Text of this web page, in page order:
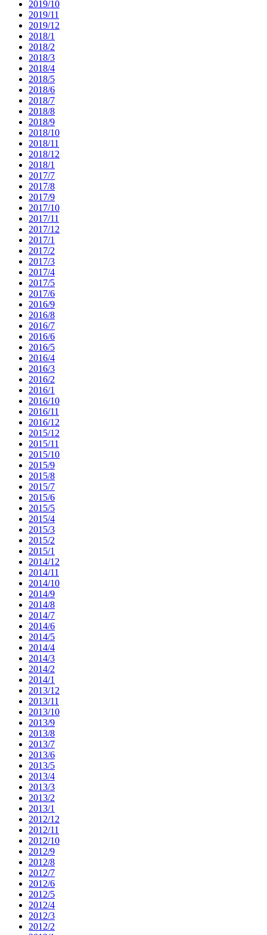
2019/10
2019/11
2019/12
2018/1
2018/2
2018/3
2018/4
2018/5
2018/6
2018/7
2018/8
2018/9
2018/10
2018/11
2018/12
2018/1
2017/7
2017/8
2017/9
2017/10
2017/11
2017/12
2017/1
2017/2
2017/3
2017/4
2017/5
2017/6
2016/9
2016/8
2016/7
2016/6
2016/5
2016/4
2016/3
2016/2
2016/1
2016/10
2016/11
2016/12
2015/12
2015/11
2015/10
2015/9
2015/8
2015/7
2015/6
2015/5
2015/4
2015/3
2015/2
2015/1
2014/12
2014/11
2014/10
2014/9
2014/8
2014/7
2014/6
2014/5
2014/4
2014/3
2014/2
2014/1
2013/12
2013/11
2013/10
2013/9
2013/8
2013/7
2013/6
2013/5
2013/4
2013/3
2013/2
2013/1
2012/12
2012/11
2012/10
2012/9
2012/8
2012/7
2012/6
2012/5
2012/4
2012/3
2012/2